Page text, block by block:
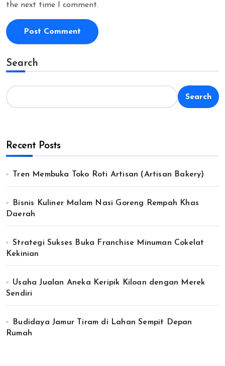
the next time I comment.
Search
Search
Recent Posts
Tren Membuka Toko Roti Artisan (Artisan Bakery)
Bisnis Kuliner Malam Nasi Goreng Rempah Khas
Daerah
Strategi Sukses Buka Franchise Minuman Cokelat
Kekinian
Usaha Jualan Aneka Keripik Kiloan dengan Merek
Sendiri
Budidaya Jamur Tiram di Lahan Sempit Depan
Rumah